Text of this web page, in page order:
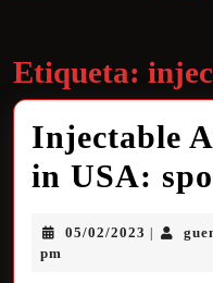
Etiqueta:
Injectable
in USA:
05/02/2023
pm